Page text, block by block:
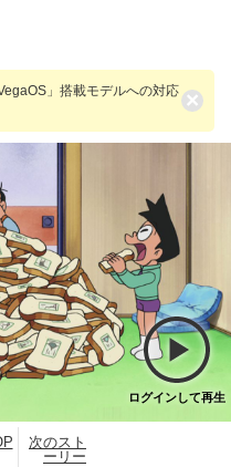
」搭載モデルへの対応 ×
ログインして再生
次のスト
ーリー